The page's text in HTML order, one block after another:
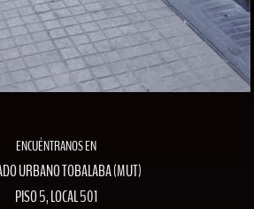
ENCUÉNTRANOS EN
URBANO TOBALABA (MUT)
PISO 5, LOCAL 501